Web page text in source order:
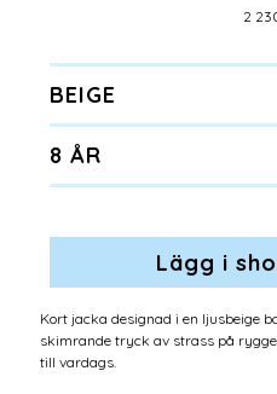
2
BEIGE
8 ÅR
Kort jacka designad i en ljusbeige
skimrande tryck av strass på
till vardags.